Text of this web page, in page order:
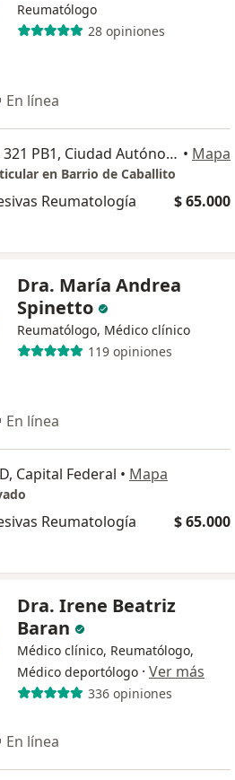
Reumatólogo
28 opiniones
En línea
Pasaje Bertres 321 PB1, Ciudad Autónoma de Buenos Aires • Mapa
en Barrio de Caballito
Reumatología $ 65.000
Dra. María Andrea
Spinetto
Reumatólogo, Médico clínico
119 opiniones
En línea
Capital Federal • Mapa
Reumatología $ 65.000
Dra. Irene Beatriz
Baran
Médico clínico, Reumatólogo,
Médico deportólogo · Ver más
336 opiniones
En línea